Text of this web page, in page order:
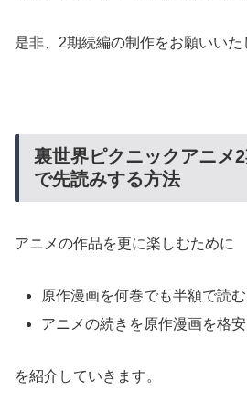
是非、2期続編の制作をお願いいた
裏世界ピクニックアニメ
で先読みする方法
アニメの作品を更に楽しむために
原作漫画を何巻でも半額で読
アニメの続きを原作漫画を格
を紹介していきます。